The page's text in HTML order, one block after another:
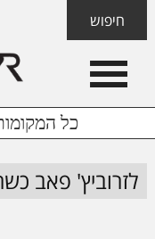
כל
Skip
links
content
footer
חיפוש
Header
Left
לזרוביץ' פאב